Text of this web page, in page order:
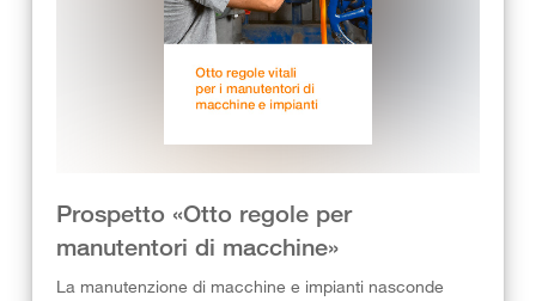
Prospetto «Otto regole per
manutentori di macchine»
La manutenzione di macchine e impianti nasconde